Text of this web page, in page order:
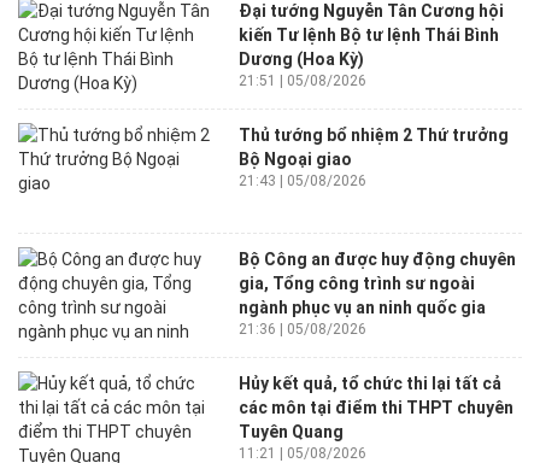
Đại tướng Nguyễn Tân Cương hội
kiến Tư lệnh Bộ tư lệnh Thái Bình
Dương (Hoa Kỳ)
21:51 | 05/08/2026
Thủ tướng bổ nhiệm 2 Thứ trưởng
Bộ Ngoại giao
21:43 | 05/08/2026
Bộ Công an được huy động chuyên
gia, Tổng công trình sư ngoài
ngành phục vụ an ninh quốc gia
21:36 | 05/08/2026
Hủy kết quả, tổ chức thi lại tất cả
các môn tại điểm thi THPT chuyên
Tuyên Quang
11:21 | 05/08/2026